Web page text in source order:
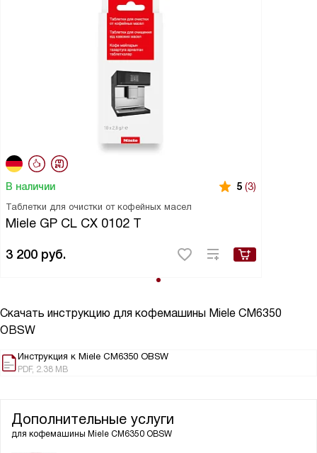
В наличии 5 (3)
Таблетки для очистки от кофейных масел
Miele GP CL CX 0102 T
3 200 руб.
Скачать инструкцию для кофемашины Miele CM6350
OBSW
Инструкция к Miele CM6350 OBSW
PDF, 2.38 MB
Дополнительные услуги
для кофемашины Miele CM6350 OBSW